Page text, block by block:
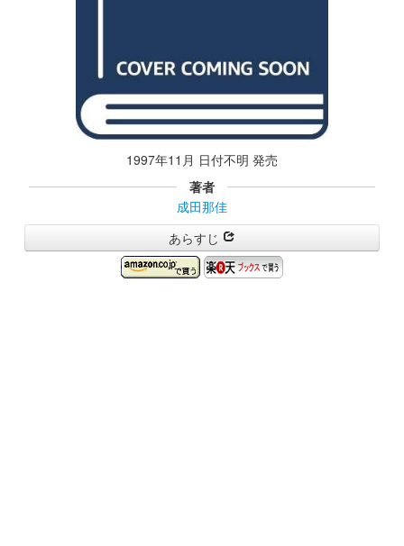
1997年11月 日付不明 発売
著者
成田那佳
あらすじ